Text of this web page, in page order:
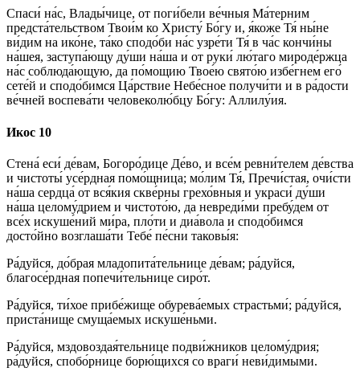
Спаси́ на́с, Влады́чице, от поги́бели ве́чныя Ма́терним
предста́тельством Твои́м ко Христу́ Бо́гу и, я́коже Тя́ ны́не
ви́дим на ико́не, та́ко сподо́би на́с узре́ти Тя́ в ча́с кончи́ны
на́шея, заступа́ющу ду́ши на́ша и от руки́ лю́таго мироде́ржца
на́с соблюда́ющую, да по́мощию Твое́ю свято́ю избе́гнем его́
сете́й и сподо́бимся Ца́рствие Небе́сное получи́ти и в ра́дости
ве́чней воспева́ти человеколю́бцу Бо́гу: Аллилу́ия.
Икос 10
Стена́ еси́ де́вам, Богоро́дице Де́во, и все́м ревни́телем де́вства
и чистоты́ усе́рдная помо́щница; мо́лим Тя́, Пречи́стая, очи́сти
на́ша сердца́ от вся́кия скве́рны грехо́вныя и украси́ ду́ши
на́ша целому́дрием и чистото́ю, да невреди́ми пребу́дем от
все́х искуше́ний ми́ра, пло́ти и диа́вола и сподо́бимся
досто́йно возглаша́ти Тебе́ пе́сни таковы́я:
Ра́дуйся, до́брая младопита́тельнице де́вам; ра́дуйся,
благосе́рдная попечи́тельнице сиро́т.
Ра́дуйся, ти́хое прибе́жище обурева́емых страстьми́; ра́дуйся,
приста́нище смуща́емых искуше́ньми.
Ра́дуйся, мздовоздая́тельнице подви́жников целому́дрия;
ра́дуйся, спобо́рнице борю́щихся со враги́ неви́димыми.